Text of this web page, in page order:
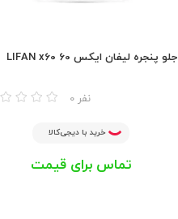
جلو پنجره لیفان ایکس 60 LIFAN x60
0 نفر
خرید با دیجی‌کالا
تماس برای قیمت